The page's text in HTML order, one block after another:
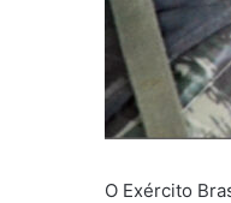
O Exército